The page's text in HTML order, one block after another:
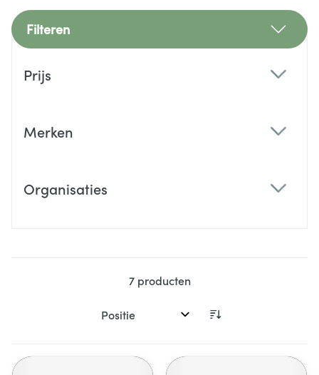
Filteren
Prijs
Merken
Organisaties
7producten
Sorteer op: